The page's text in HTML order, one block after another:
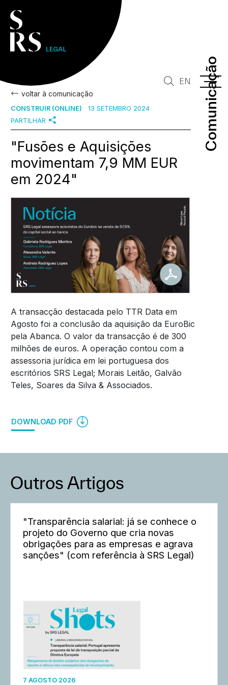
Comunicação
Comunicação
EN
voltar à comunicação
CONSTRUIR (ONLINE)
13 SETEMBRO 2024
PARTILHAR
"Fusões e Aquisições
movimentam 7,9 MM EUR
em 2024"
A transacção destacada pelo TTR Data em
Agosto foi a conclusão da aquisição da EuroBic
pela Abanca. O valor da transacção é de 300
milhões de euros. A operação contou com a
assessoria jurídica em lei portuguesa dos
escritórios SRS Legal; Morais Leitão, Galvão
Teles, Soares da Silva & Associados.
DOWNLOAD PDF
Outros Artigos
"Transparência salarial: já se conhece o
projeto do Governo que cria novas
obrigações para as empresas e agrava
sanções" (com referência à SRS Legal)
7 AGOSTO 2026